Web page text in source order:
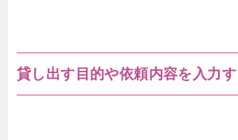
貸し出す目的や依頼内容を入力